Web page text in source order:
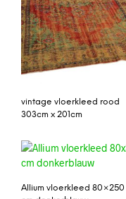
vintage vloerkleed rood
303cm x 201cm
Allium vloerkleed 80×250